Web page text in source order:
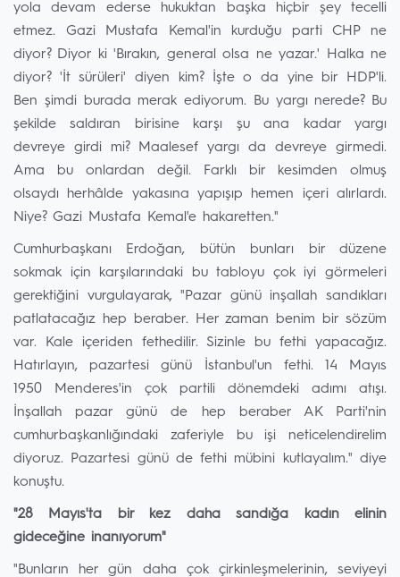
yola devam ederse hukuktan başka hiçbir şey tecelli
etmez. Gazi Mustafa Kemal'in kurduğu parti CHP ne
diyor? Diyor ki 'Bırakın, general olsa ne yazar.' Halka ne
diyor? 'İt sürüleri' diyen kim? İşte o da yine bir HDP'li.
Ben şimdi burada merak ediyorum. Bu yargı nerede? Bu
şekilde saldıran birisine karşı şu ana kadar yargı
devreye girdi mi? Maalesef yargı da devreye girmedi.
Ama bu onlardan değil. Farklı bir kesimden olmuş
olsaydı herhâlde yakasına yapışıp hemen içeri alırlardı.
Niye? Gazi Mustafa Kemal'e hakaretten."
Cumhurbaşkanı Erdoğan, bütün bunları bir düzene
sokmak için karşılarındaki bu tabloyu çok iyi görmeleri
gerektiğini vurgulayarak, "Pazar günü inşallah sandıkları
patlatacağız hep beraber. Her zaman benim bir sözüm
var. Kale içeriden fethedilir. Sizinle bu fethi yapacağız.
Hatırlayın, pazartesi günü İstanbul'un fethi. 14 Mayıs
1950 Menderes'in çok partili dönemdeki adımı atışı.
İnşallah pazar günü de hep beraber AK Parti'nin
cumhurbaşkanlığındaki zaferiyle bu işi neticelendirelim
diyoruz. Pazartesi günü de fethi mübini kutlayalım." diye
konuştu.
"28 Mayıs'ta bir kez daha sandığa kadın elinin
gideceğine inanıyorum"
"Bunların her gün daha çok çirkinleşmelerinin, seviyeyi